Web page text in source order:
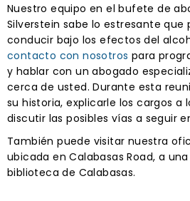
Nuestro equipo en el bufete de
Silverstein sabe lo estresante que
conducir bajo los efectos del
contacto con nosotros para
y hablar con un abogado
cerca de usted. Durante esta
su historia, explicarle los cargos a
discutir las posibles vías a seguir
También puede visitar nuestra
ubicada en Calabasas Road, a
biblioteca de Calabasas.